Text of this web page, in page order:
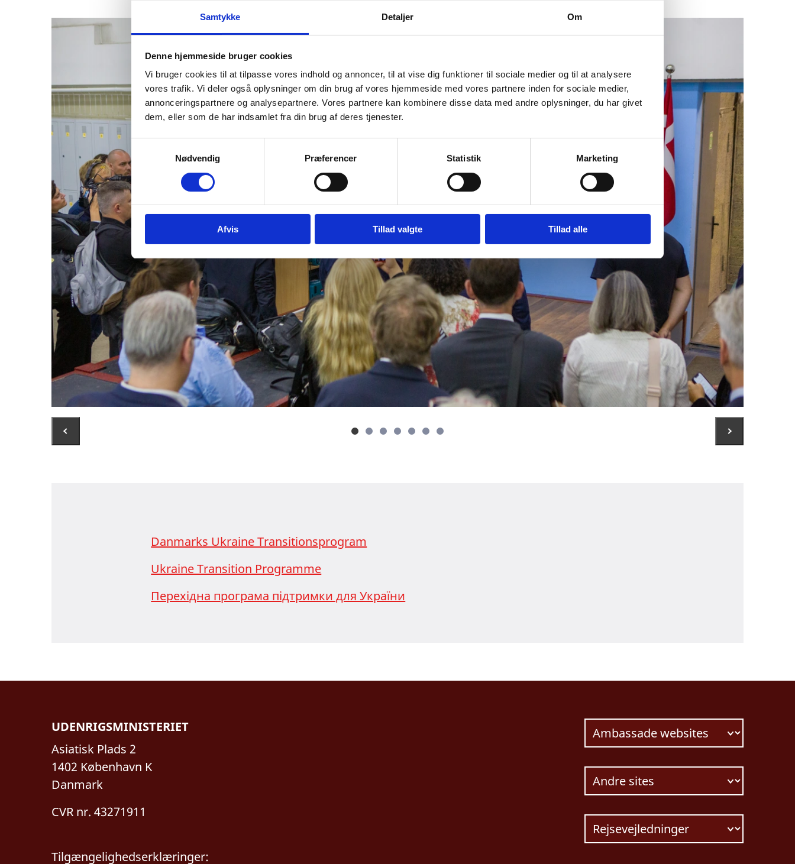
Samtykke Detaljer Om
Denne hjemmeside bruger cookies
Vi bruger cookies til at tilpasse vores indhold og annoncer, til at vise dig funktioner til sociale medier og til at analysere
vores trafik. Vi deler også oplysninger om din brug af vores hjemmeside med vores partnere inden for sociale medier,
annonceringspartnere og analysepartnere. Vores partnere kan kombinere disse data med andre oplysninger, du har givet
dem, eller som de har indsamlet fra din brug af deres tjenester.
a
m
t
y
k
k
v
a
g
Nødvendig Præferencer Statistik Marketing
Afvis Tillad valgte Tillad alle
Danmarks Ukraine Transitionsprogram
Ukraine Transition Programme
Перехідна програма підтримки для України
UDENRIGSMINISTERIET
Asiatisk Plads 2
1402 København K
Danmark
CVR nr. 43271911
Tilgængelighedserklæringer: